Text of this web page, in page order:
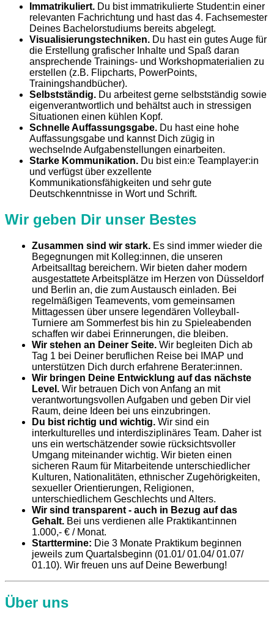
Immatrikuliert. Du bist immatrikulierte Student:in einer
relevanten Fachrichtung und hast das 4. Fachsemester
Deines Bachelorstudiums bereits abgelegt.
Visualisierungstechniken. Du hast ein gutes Auge für
die Erstellung grafischer Inhalte und Spaß daran
ansprechende Trainings- und Workshopmaterialien zu
erstellen (z.B. Flipcharts, PowerPoints,
Trainingshandbücher).
Selbstständig. Du arbeitest gerne selbstständig sowie
eigenverantwortlich und behältst auch in stressigen
Situationen einen kühlen Kopf.
Schnelle Auffassungsgabe. Du hast eine hohe
Auffassungsgabe und kannst Dich zügig in
wechselnde Aufgabenstellungen einarbeiten.
Starke Kommunikation. Du bist ein:e Teamplayer:in
und verfügst über exzellente
Kommunikationsfähigkeiten und sehr gute
Deutschkenntnisse in Wort und Schrift.
Wir geben Dir unser Bestes
Zusammen sind wir stark. Es sind immer wieder die
Begegnungen mit Kolleg:innen, die unseren
Arbeitsalltag bereichern. Wir bieten daher modern
ausgestattete Arbeitsplätze im Herzen von Düsseldorf
und Berlin an, die zum Austausch einladen. Bei
regelmäßigen Teamevents, vom gemeinsamen
Mittagessen über unsere legendären Volleyball-
Turniere am Sommerfest bis hin zu Spieleabenden
schaffen wir dabei Erinnerungen, die bleiben.
Wir stehen an Deiner Seite. Wir begleiten Dich ab
Tag 1 bei Deiner beruflichen Reise bei IMAP und
unterstützen Dich durch erfahrene Berater:innen.
Wir bringen Deine Entwicklung auf das nächste
Level. Wir betrauen Dich von Anfang an mit
verantwortungsvollen Aufgaben und geben Dir viel
Raum, deine Ideen bei uns einzubringen.
Du bist richtig und wichtig. Wir sind ein
interkulturelles und interdisziplinäres Team. Daher ist
uns ein wertschätzender sowie rücksichtsvoller
Umgang miteinander wichtig. Wir bieten einen
sicheren Raum für Mitarbeitende unterschiedlicher
Kulturen, Nationalitäten, ethnischer Zugehörigkeiten,
sexueller Orientierungen, Religionen,
unterschiedlichem Geschlechts und Alters.
Wir sind transparent - auch in Bezug auf das
Gehalt. Bei uns verdienen alle Praktikant:innen
1.000,- € / Monat.
Starttermine: Die 3 Monate Praktikum beginnen
jeweils zum Quartalsbeginn (01.01/ 01.04/ 01.07/
01.10). Wir freuen uns auf Deine Bewerbung!
Über uns